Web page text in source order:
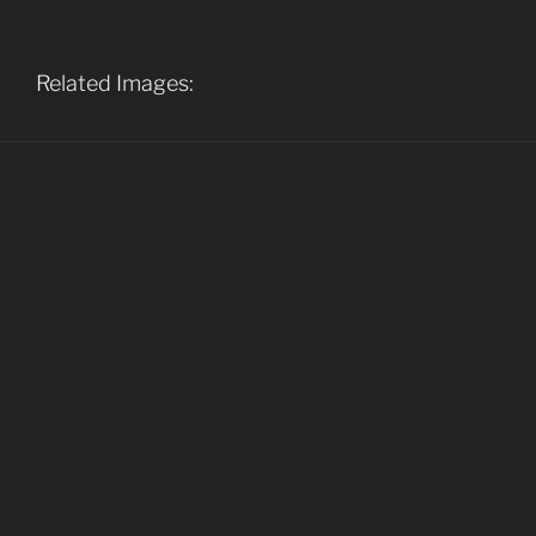
Related Images: